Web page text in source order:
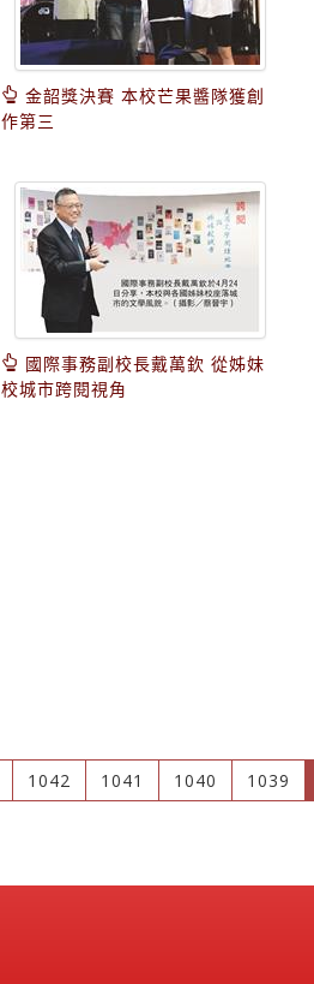
金韶獎決賽 本校芒果醬隊獲創
作第三
國際事務副校長戴萬欽 從姊妹
校城市跨閱視角
1042 1041 1040 1039